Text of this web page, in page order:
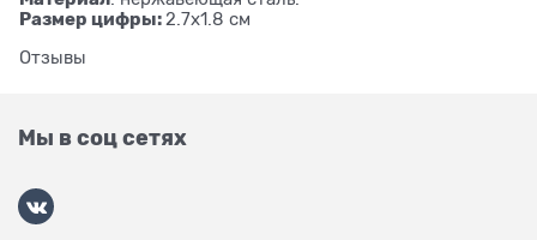
Размер цифры: 2.7х1.8 см
Отзывы
Мы в соц сетях